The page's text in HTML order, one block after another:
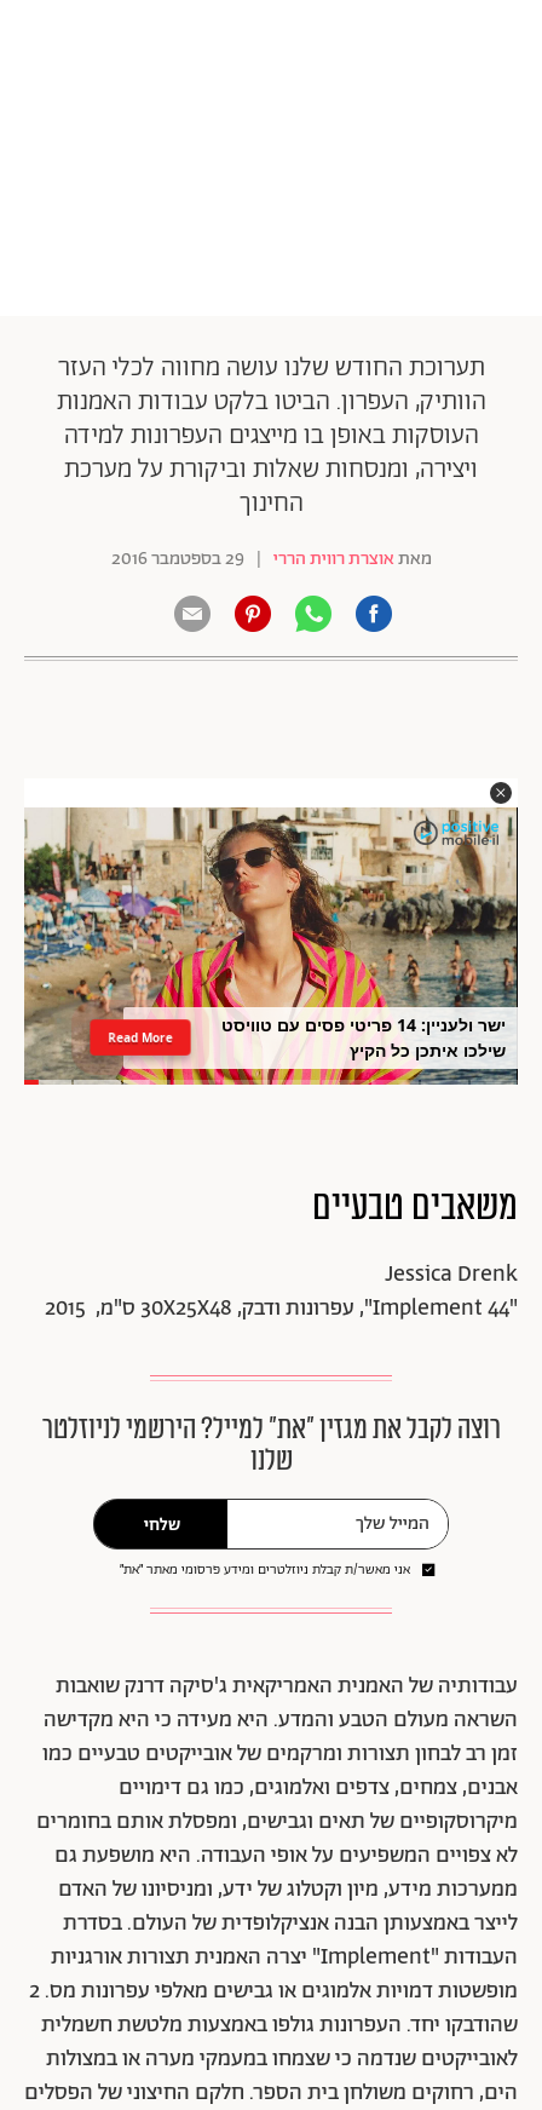
תערוכת החודש שלנו עושה מחווה לכלי העזר
הוותיק, העפרון. הביטו בלקט עבודות האמנות
העוסקות באופן בו מייצגים העפרונות למידה
ויצירה, ומנסחות שאלות וביקורת על מערכת
החינוך
מאתאוצרת רווית הררי | 29 בספטמבר 2016
ישר ולעניין: 14 פריטי פסים עם טוויסט
שילכו איתכן כל הקיץ
Read More
משאבים טבעיים
Jessica Drenk
"Implement 44", עפרונות ודבק, 30X25X48 ס"מ, 2015
רוצה לקבל את מגזין ״את״ למייל? הירשמי לניוזלטר
שלנו
שלחי
אני מאשר/ת קבלת ניוזלטרים ומידע פרסומי מאתר ״את״
עבודותיה של האמנית האמריקאית ג'סיקה דרנק שואבות
השראה מעולם הטבע והמדע. היא מעידה כי היא מקדישה
זמן רב לבחון תצורות ומרקמים של אובייקטים טבעיים כמו
אבנים, צמחים, צדפים ואלמוגים, כמו גם דימויים
מיקרוסקופיים של תאים וגבישים, ומפסלת אותם בחומרים
לא צפויים המשפיעים על אופי העבודה. היא מושפעת גם
ממערכות מידע, מיון וקטלוג של ידע, ומניסיונו של האדם
לייצר באמצעותן הבנה אנציקלופדית של העולם. בסדרת
העבודות "Implement" יצרה האמנית תצורות אורגניות
מופשטות דמויות אלמוגים או גבישים מאלפי עפרונות מס. 2
שהודבקו יחד. העפרונות גולפו באמצעות מלטשת חשמלית
לאובייקטים שנדמה כי שצמחו במעמקי מערה או במצולות
הים, רחוקים משולחן בית הספר. חלקם החיצוני של הפסלים